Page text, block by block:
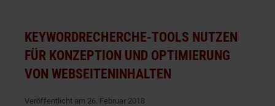
KEYWORDRECHERCHE-TOOLS NUTZEN
FÜR KONZEPTION UND OPTIMIERUNG
VON WEBSEITENINHALTEN
Veröffentlicht am 26. Februar 2018